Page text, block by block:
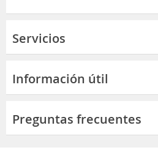
Servicios
Información útil
Preguntas frecuentes